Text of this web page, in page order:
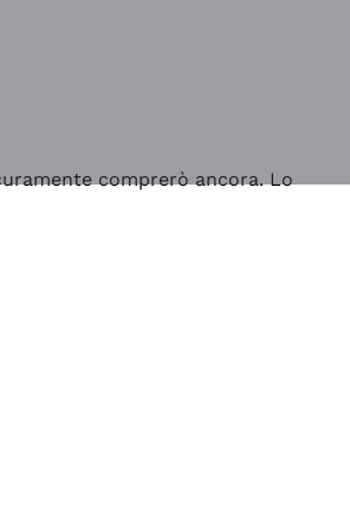
comprerò ancora. Lo